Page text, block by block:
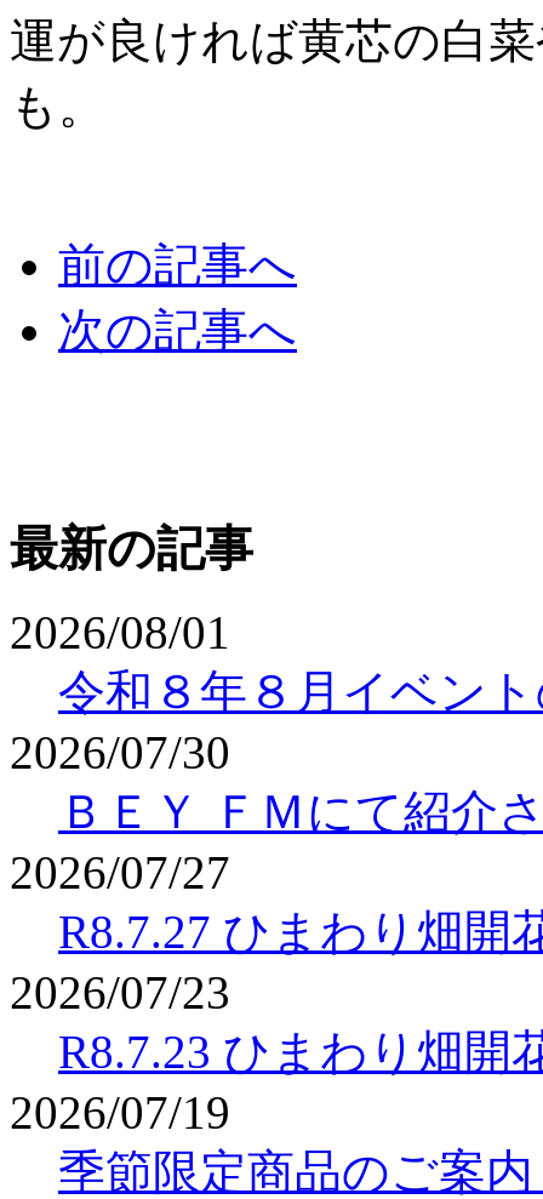
運が良ければ黄芯の白
も。
前の記事へ
次の記事へ
最新の記事
2026/08/01
令和８年８月イベン
2026/07/30
ＢＥＹ ＦＭにて紹介
2026/07/27
R8.7.27 ひまわり畑開
2026/07/23
R8.7.23 ひまわり畑開
2026/07/19
季節限定商品のご案